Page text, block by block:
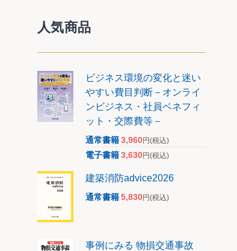
人気商品
ビジネス環境の変化と迷い
やすい費目判断－オンライ
ンビジネス・社員ベネフィ
ット・交際費等－
通常書籍3,960円(税込)
電子書籍3,630円(税込)
建築消防advice2026
通常書籍5,830円(税込)
事例にみる 物損交通事故